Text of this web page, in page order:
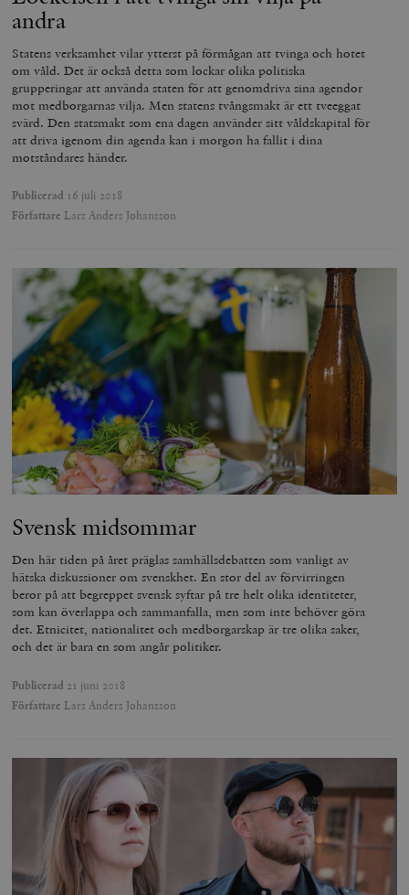
andra
Statens verksamhet vilar ytterst på förmågan att tvinga och hotet
om våld. Det är också detta som lockar olika politiska
grupperingar att använda staten för att genomdriva sina agendor
mot medborgarnas vilja. Men statens tvångsmakt är ett tveeggat
svärd. Den statsmakt som ena dagen använder sitt våldskapital för
att driva igenom din agenda kan i morgon ha fallit i dina
motståndares händer.
Publicerad 16 juli 2018
Författare Lars Anders Johansson
Svensk midsommar
Den här tiden på året präglas samhällsdebatten som vanligt av
hätska diskussioner om svenskhet. En stor del av förvirringen
beror på att begreppet svensk syftar på tre helt olika identiteter,
som kan överlappa och sammanfalla, men som inte behöver göra
det. Etnicitet, nationalitet och medborgarskap är tre olika saker,
och det är bara en som angår politiker.
Publicerad 21 juni 2018
Författare Lars Anders Johansson